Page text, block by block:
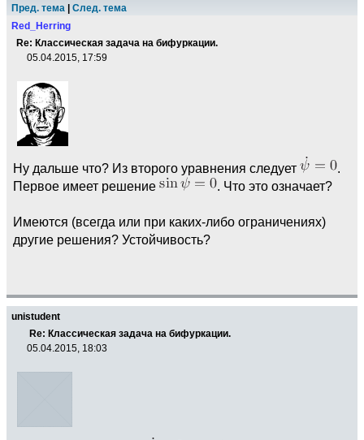
Пред. тема
След. тема
Red_Herring
Re: Классическая задача на бифуркации.
05.04.2015, 17:59
Ну дальше что? Из второго уравнения следует
.
Первое имеет решение
. Что это означает?
Имеются (всегда или при каких-либо ограничениях)
другие решения? Устойчивость?
unistudent
Re: Классическая задача на бифуркации.
05.04.2015, 18:03